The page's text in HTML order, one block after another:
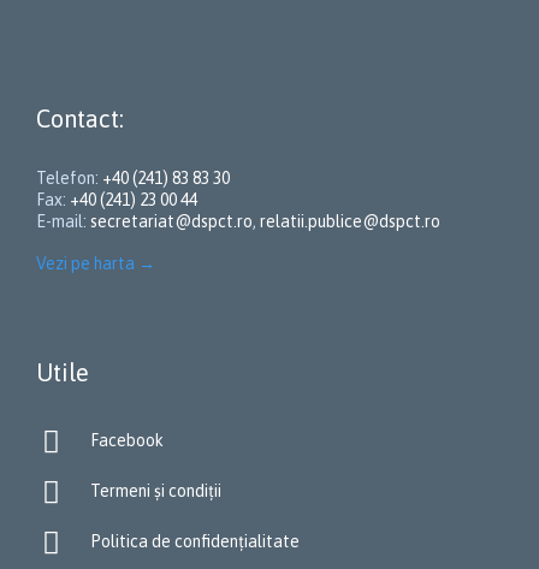
Contact:
Telefon: +40 (241) 83 83 30
Fax: +40 (241) 23 00 44
E-mail: secretariat@dspct.ro, relatii.publice@dspct.ro
Vezi pe harta →
Utile
 Facebook
 Termeni și condiții
 Politica de confidențialitate